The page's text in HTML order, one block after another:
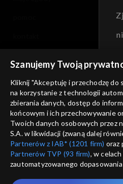
informacje o dostawcy usług
Szanujemy Twoją
Kliknij "Akceptuję i przechodzę do
na korzystanie z technologii
zbierania danych, dostęp do
końcowym i ich przechowywanie
Twoich danych osobowych przez
S.A. w likwidacji (zwaną dalej
Partnerów z IAB* (1201 firm) oraz
Partnerów TVP (93 firm), w
zautomatyzowanego